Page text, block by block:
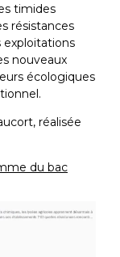
timides
résistances
exploitations
nouveaux
écologiques
réalisée
du bac